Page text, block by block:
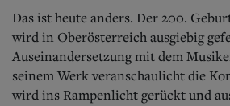
Das ist heute anders. Der 200.
wird in Oberösterreich ausgiebig
Auseinandersetzung mit dem
seinem Werk veranschaulicht die
wird ins Rampenlicht gerückt und